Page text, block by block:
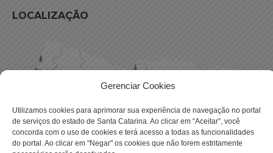
Gerenciar Cookies
Utilizamos cookies para aprimorar sua experiência de navegação no portal
de serviços do estado de Santa Catarina. Ao clicar em “Aceitar”, você
concorda com o uso de cookies e terá acesso a todas as funcionalidades
do portal. Ao clicar em "Negar" os cookies que não forem estritamente
LOCALIZAÇÃO